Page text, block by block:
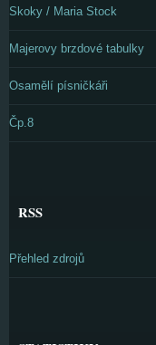
Skoky / Maria Stock
Majerovy brzdové tabulky
Osamělí písničkáři
Čp.8
RSS
Přehled zdrojů